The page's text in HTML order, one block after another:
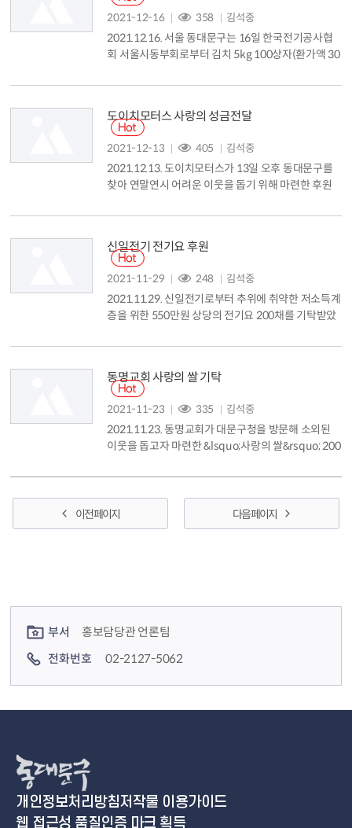
하기로 결정했습니다. 이후 동부교육지원청과 협력 공
모 사업을 추진해 장평중학교를 대상 학교로 선정하고
장평중학교 미래관 2층에 ...
2021-12-16 358 김석중
2021.12.16. 서울 동대문구는 16일 한국전기공사협
회 서울시동부회로부터 김치 5kg 100상자(환가액 30
도이치모터스 사랑의 성금전달
2021-12-13 405 김석중
2021.12.13. 도이치모터스가 13일 오후 동대문구를
찾아 연말연시 어려운 이웃을 돕기 위해 마련한 후원
동대문구청장, 권혁민 대표이사, 황해송 부사장, 김지
다. 도이치모터스는 동대문구 답십리1동에 위치한 수
입자동차 판매 업체로, 지난 2011년부터 시작해 올해
까지 동대문구청에 후원금 총 1억 4500만 원을 기탁
했습니다....
신일전기 전기요 후원
2021-11-29 248 김석중
2021.11.29. 신일전기로부터 추위에 취약한 저소득계
층을 위한 550만원 상당의 전기요 200채를 기탁받았
동명교회 사랑의 쌀 기탁
2021-11-23 335 김석중
2021.11.23. 동명교회가 대문구청을 방문해 소외된
이웃을 돕고자 마련한 &lsquo;사랑의 쌀&rsquo; 200
이전 페이지 다음 페이지
부서
홍보담당관 언론팀
전화번호
02-2127-5062
개인정보처리방침저작물 이용가이드
웹 접근성 품질인증 마크 획득